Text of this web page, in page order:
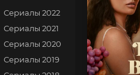
Сериалы 2022
Сериалы 2021
Сериалы 2020
Сериалы 2019